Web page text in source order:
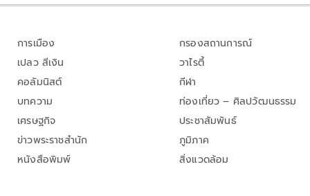
การเมือง
เปลว สีเงิน
คอลัมนิสต์
บทความ
เศรษฐกิจ
ข่าวพระราชสำนัก
หนังสือพิมพ์
กรองสถานการณ์
วาไรตี้
กีฬา
ท่องเที่ยว – ศิลปวัฒนธรรม
ประชาสัมพันธ์
ภูมิภาค
สิ่งแวดล้อม